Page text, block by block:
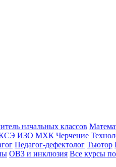
начальных классов
ИЗО МХК Черчение
Педагог-дефектолог Тьютор
ОВЗ и инклюзия Все курсы